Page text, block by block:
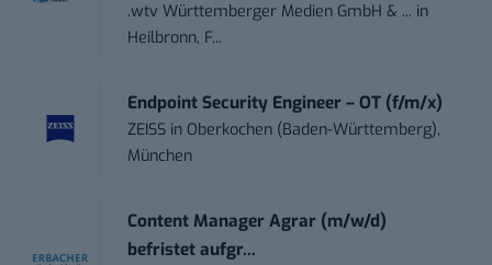
.wtv Württemberger Medien GmbH & ... in
Heilbronn, F...
Endpoint Security Engineer – OT (f/m/x)
ZEISS in Oberkochen (Baden-Württemberg),
München
Content Manager Agrar (m/w/d)
befristet aufgr...